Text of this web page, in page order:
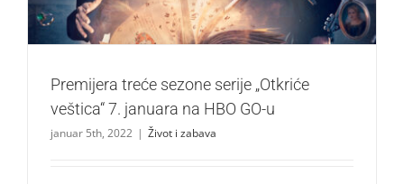
Premijera treće sezone serije „Otkriće
veštica“ 7. januara na HBO GO-u
januar 5th, 2022 | Život i zabava